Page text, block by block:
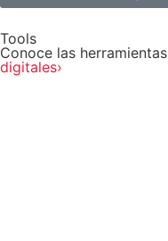
Tools
Conoce las
digitales›